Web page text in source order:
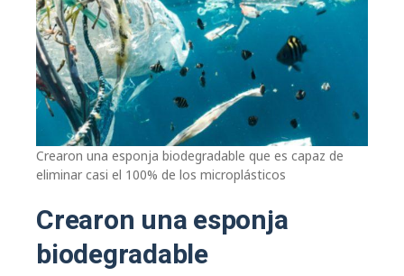
Crearon una esponja biodegradable que es capaz de
eliminar casi el 100% de los microplásticos
Crearon una esponja
biodegradable